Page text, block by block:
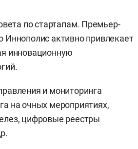
по стартапам. Премьер-
Иннополис активно привлекает
инновационную
и мониторинга
на очных мероприятиях,
цифровые реестры